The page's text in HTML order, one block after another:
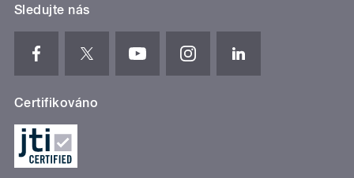
Sledujte nás
Certifikováno